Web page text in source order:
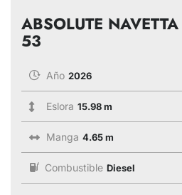
ABSOLUTE NAVETTA
53
Año 2026
Eslora 15.98 m
Manga 4.65 m
Combustible Diesel